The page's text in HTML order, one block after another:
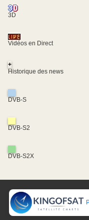
3D
Vidéos en Direct
+
Historique des news
DVB-S
DVB-S2
DVB-S2X